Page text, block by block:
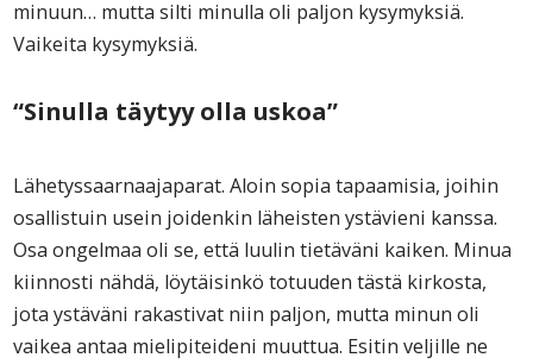
minuun… mutta silti minulla oli paljon kysymyksiä.
Vaikeita kysymyksiä.
“Sinulla täytyy olla uskoa”
Lähetyssaarnaajaparat. Aloin sopia tapaamisia, joihin
osallistuin usein joidenkin läheisten ystävieni kanssa.
Osa ongelmaa oli se, että luulin tietäväni kaiken. Minua
kiinnosti nähdä, löytäisinkö totuuden tästä kirkosta,
jota ystäväni rakastivat niin paljon, mutta minun oli
vaikea antaa mielipiteideni muuttua. Esitin veljille ne